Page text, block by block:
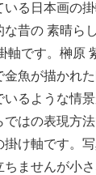
る日本画の
な昔の 素晴ら
軸です。榊原
魚が描かれ
いるような情
はの表現方法
け軸です。写
ちませんが小